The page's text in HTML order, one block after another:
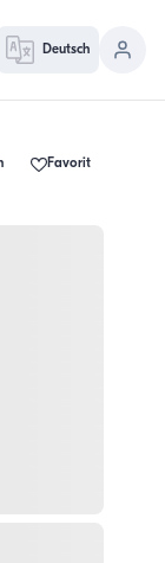
Deutsch
Favorit